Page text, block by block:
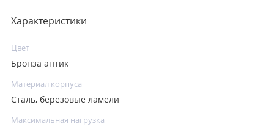
Характеристики
Цвет
Бронза антик
Материал корпуса
Сталь, березовые ламели
Максимальная нагрузка